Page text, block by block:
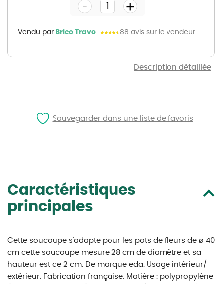
Description détaillée
gallery
Vendu par Brico Travo 88 avis sur le vendeur
- +
Caractéristiques
principales
Cette soucoupe s'adapte pour les pots de fleurs de ø 40
cm cette soucoupe mesure 28 cm de diamètre et sa
hauteur est de 2 cm. De marque eda. Usage intérieur/
extérieur. Fabrication française. Matière : polypropylène
Sauvegarder dans une liste de favoris